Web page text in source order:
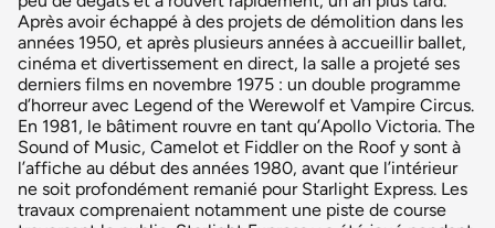
Après avoir échappé à des projets de démolition dans les
années 1950, et après plusieurs années à accueillir ballet,
cinéma et divertissement en direct, la salle a projeté ses
derniers films en novembre 1975 : un double programme
d’horreur avec Legend of the Werewolf et Vampire Circus.
En 1981, le bâtiment rouvre en tant qu’Apollo Victoria. The
Sound of Music, Camelot et Fiddler on the Roof y sont à
l’affiche au début des années 1980, avant que l’intérieur
ne soit profondément remanié pour Starlight Express. Les
travaux comprenaient notamment une piste de course